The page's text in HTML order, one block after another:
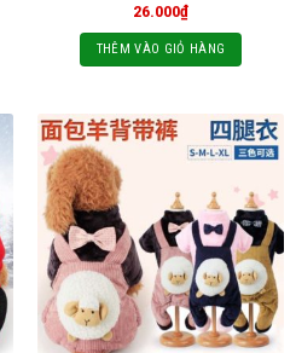
26.000₫
THÊM VÀO GIỎ HÀNG